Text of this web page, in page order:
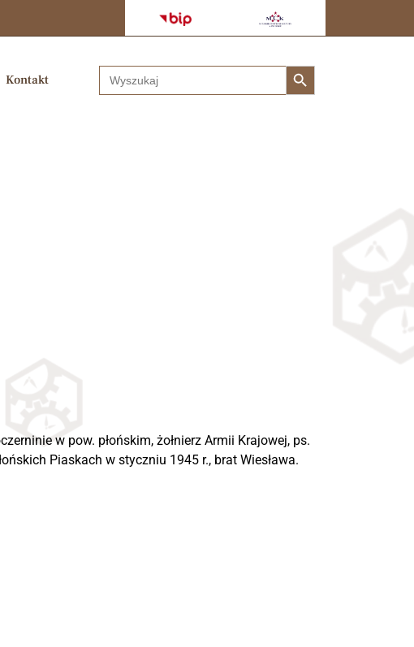
Kontakt
Search
for:
Search Button
w pow. płońskim, żołnierz Armii Krajowej, ps.
Piaskach w styczniu 1945 r., brat Wiesława.